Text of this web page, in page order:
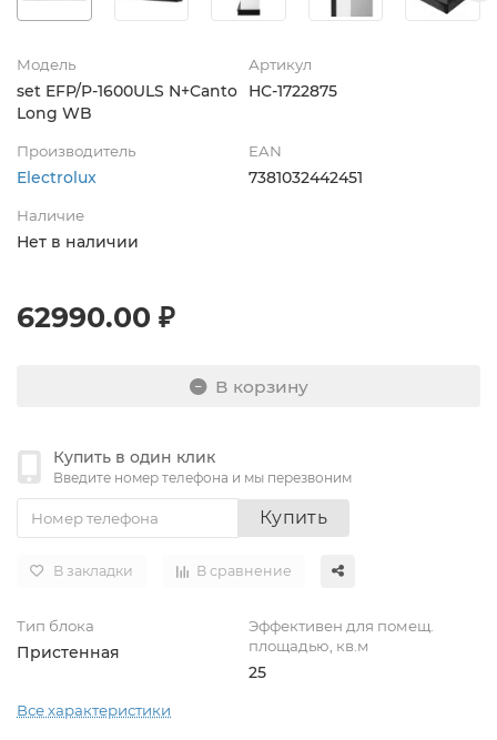
Модель
set EFP/P-1600ULS N+Canto
Long WB
Артикул
НС-1722875
Производитель
Electrolux
EAN
7381032442451
Наличие
Нет в наличии
62990.00 ₽
В корзину
Купить в один клик
Введите номер телефона и мы перезвоним
Купить
В закладки В сравнение
Тип блока
Пристенная
Эффективен для помещ.
площадью, кв.м
25
Все характеристики